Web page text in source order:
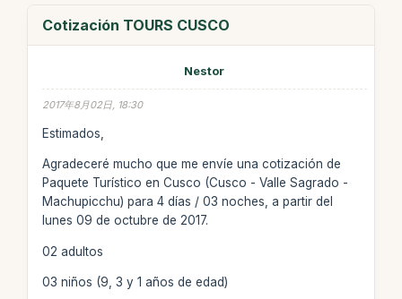
Cotización TOURS CUSCO
Nestor
2017年8月02日, 18:30
Estimados,
Agradeceré mucho que me envíe una cotización de
Paquete Turístico en Cusco (Cusco - Valle Sagrado -
Machupicchu) para 4 días / 03 noches, a partir del
lunes 09 de octubre de 2017.
02 adultos
03 niños (9, 3 y 1 años de edad)